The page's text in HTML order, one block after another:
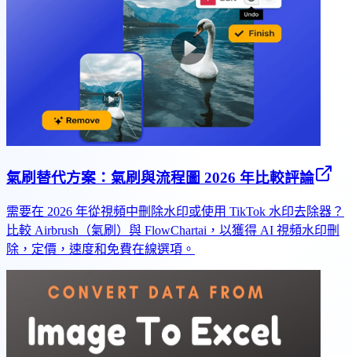
氣刷替代方案：氣刷與流程圖 2026 年比較評論
需要在 2026 年從視頻中刪除水印或使用 TikTok 水印去除器？
比較 Airbrush（氣刷）與 FlowChartai，以獲得 AI 視頻水印刪
除，定價，速度和免費在線選項。